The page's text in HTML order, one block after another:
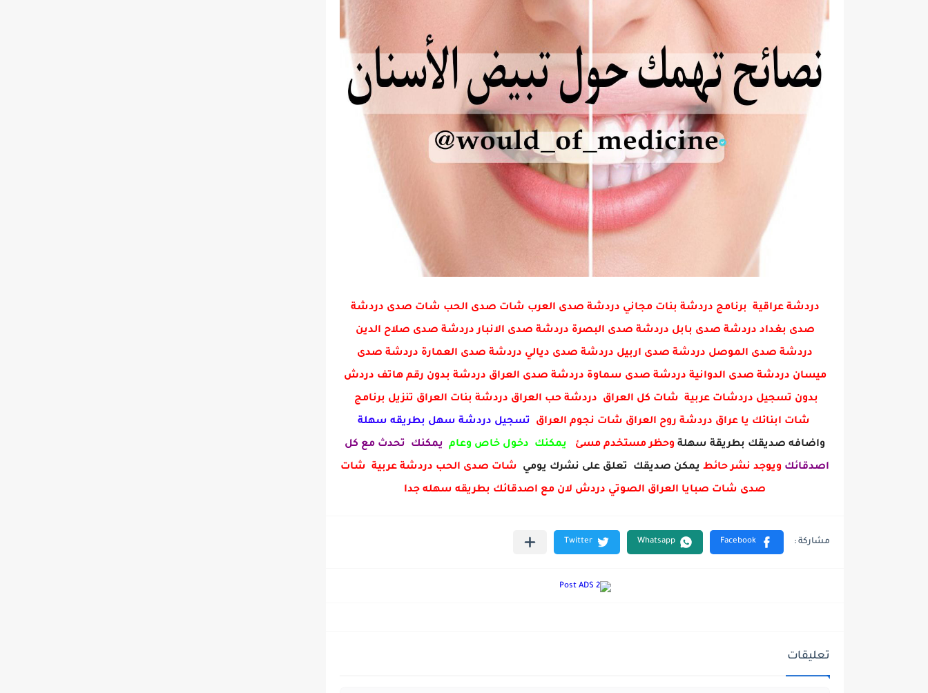
دردشة عراقية برنامج دردشة بنات مجاني دردشة صدى العرب شات صدى الحب شات صدى دردشة
صدى بغداد دردشة صدى بابل دردشة صدى البصرة دردشة صدى الانبار دردشة صدى صلاح الدين
دردشة صدى الموصل دردشة صدى اربيل دردشة صدى ديالي دردشة صدى العمارة دردشة صدى
ميسان دردشة صدى الدوانية دردشة صدى سماوة دردشة صدى العراق دردشة بدون رقم هاتف دردش
بدون تسجيل دردشات عربية شات كل العراق دردشة حب العراق دردشة بنات العراق تنزيل برنامج
شات ابنائك يا عراق دردشة روح العراق شات نجوم العراق تسجيل دردشة سهل بطريقه سهلة
واضافه صديقك بطريقة سهلة وحظر مستخدم مسئ يمكنك دخول خاص وعام يمكنك تحدث مع كل
اصدقائك ويوجد نشر حائط يمكن صديقك تعلق على نشرك يومي شات صدى الحب دردشة عربية شات
صدى شات صبايا العراق الصوتي دردش لان مع اصدقائك بطريقه سهله جدا
تعليقات